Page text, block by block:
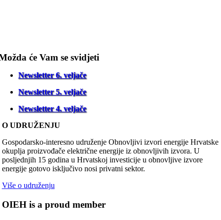
će Vam se svidjeti
Newsletter 6. veljače
Newsletter 5. veljače
Newsletter 4. veljače
O UDRUŽENJU
Gospodarsko-interesno udruženje Obnovljivi izvori energije Hrvatske
okuplja proizvođače električne energije iz obnovljivih izvora. U
posljednjih 15 godina u Hrvatskoj investicije u obnovljive izvore
energije gotovo isključivo nosi privatni sektor.
Više o udruženju
OIEH is a proud member